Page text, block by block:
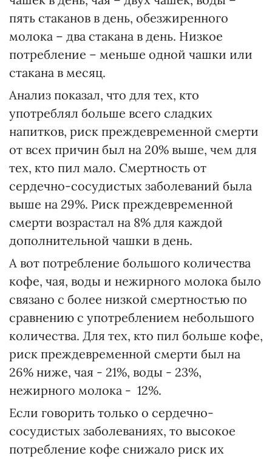
пять стаканов в день, обезжиренного
молока – два стакана в день. Низкое
потребление – меньше одной чашки или
стакана в месяц.
Анализ показал, что для тех, кто
употреблял больше всего сладких
напитков, риск преждевременной смерти
от всех причин был на 20% выше, чем для
тех, кто пил мало. Смертность от
сердечно-сосудистых заболеваний была
выше на 29%. Риск преждевременной
смерти возрастал на 8% для каждой
дополнительной чашки в день.
А вот потребление большого количества
кофе, чая, воды и нежирного молока было
связано с более низкой смертностью по
сравнению с употреблением небольшого
количества. Для тех, кто пил больше кофе,
риск преждевременной смерти был на
26% ниже, чая - 21%, воды - 23%,
нежирного молока - 12%.
Если говорить только о сердечно-
сосудистых заболеваниях, то высокое
потребление кофе снижало риск их